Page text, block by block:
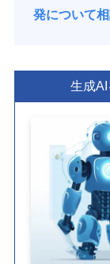
発について相
生成